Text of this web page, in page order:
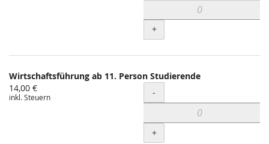
+
Wirtschaftsführung ab 11. Person Studierende
14,00 €
inkl. Steuern Menge
-
+